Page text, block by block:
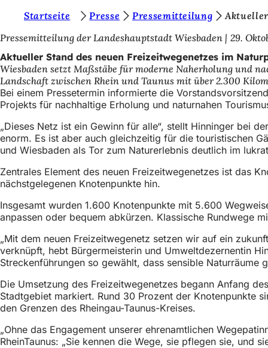
Inhalt anspringen
i
e
b
e
f
i
n
d
e
n
s
i
c
h
h
i
e
Startseite Presse Pressemitteilung
Pressemitteilung der Landeshauptstadt Wiesbaden
29.
Aktueller Stand des neuen Freizeitwegenetzes im
Wiesbaden setzt Maßstäbe für moderne Naherholung und
Landschaft zwischen Rhein und Taunus mit über 2.300
Bei einem Pressetermin informierte die
Projekts für nachhaltige Erholung und naturnahen
„Dieses Netz ist ein Gewinn für alle“, stellt Hinninger bei
enorm. Es ist aber auch gleichzeitig für die touristischen
und Wiesbaden als Tor zum Naturerlebnis deutlich im
Zentrales Element des neuen Freizeitwegenetzes ist das
nächstgelegenen Knotenpunkte hin.
Insgesamt wurden 1.600 Knotenpunkte mit 5.600
anpassen oder bequem abkürzen. Klassische Rundwege
„Mit dem neuen Freizeitwegenetz setzen wir auf ein
verknüpft, hebt Bürgermeisterin und Umweltdezernentin
Streckenführungen so gewählt, dass sensible Naturräume
Die Umsetzung des Freizeitwegenetzes begann Anfang
Stadtgebiet markiert. Rund 30 Prozent der Knotenpunkte
den Grenzen des Rheingau-Taunus-Kreises.
„Ohne das Engagement unserer ehrenamtlichen
RheinTaunus: „Sie kennen die Wege, sie pflegen sie,